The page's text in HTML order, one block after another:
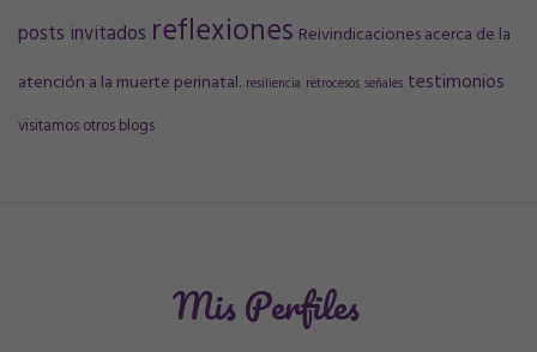
posts invitados reflexiones Reivindicaciones acerca de la
atención a la muerte perinatal. resiliencia retrocesos señales testimonios
visitamos otros blogs
Mis Perfiles